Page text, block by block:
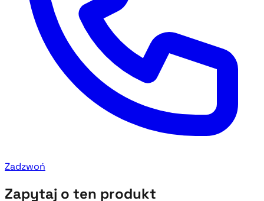
Zadzwoń
Zapytaj o ten produkt